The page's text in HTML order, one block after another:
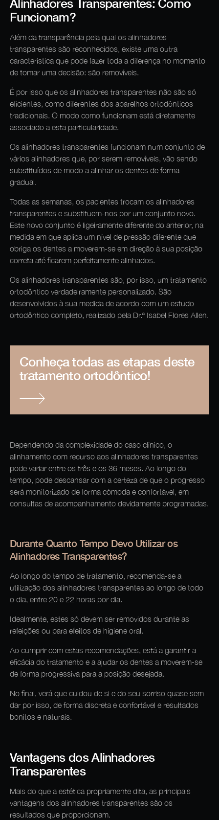
Alinhadores Transparentes: Como
Funcionam?
Além da transparência pela qual os alinhadores
transparentes são reconhecidos, existe uma outra
característica que pode fazer toda a diferença no momento
de tomar uma decisão: são removíveis.
É por isso que os alinhadores transparentes não são só
eficientes, como diferentes dos aparelhos ortodônticos
tradicionais. O modo como funcionam está diretamente
associado a esta particularidade.
Os alinhadores transparentes funcionam num conjunto de
vários alinhadores que, por serem removíveis, vão sendo
substituídos de modo a alinhar os dentes de forma
gradual.
Todas as semanas, os pacientes trocam os alinhadores
transparentes e substituem-nos por um conjunto novo.
Este novo conjunto é ligeiramente diferente do anterior, na
medida em que aplica um nível de pressão diferente que
obriga os dentes a moverem-se em direção à sua posição
correta até ficarem perfeitamente alinhados.
Os alinhadores transparentes são, por isso, um tratamento
ortodôntico verdadeiramente personalizado. São
desenvolvidos à sua medida de acordo com um estudo
ortodôntico completo, realizado pela Dr.ª Isabel Flores Allen.
Conheça todas as etapas deste
tratamento ortodôntico!
Dependendo da complexidade do caso clínico, o
alinhamento com recurso aos alinhadores transparentes
pode variar entre os três e os 36 meses. Ao longo do
tempo, pode descansar com a certeza de que o progresso
será monitorizado de forma cómoda e confortável, em
consultas de acompanhamento devidamente programadas.
Durante Quanto Tempo Devo Utilizar os
Alinhadores Transparentes?
Ao longo do tempo de tratamento, recomenda-se a
utilização dos alinhadores transparentes ao longo de todo
o dia, entre 20 e 22 horas por dia.
Idealmente, estes só devem ser removidos durante as
refeições ou para efeitos de higiene oral.
Ao cumprir com estas recomendações, está a garantir a
eficácia do tratamento e a ajudar os dentes a moverem-se
de forma progressiva para a posição desejada.
No final, verá que cuidou de si e do seu sorriso quase sem
dar por isso, de forma discreta e confortável e resultados
bonitos e naturais.
Vantagens dos Alinhadores
Transparentes
Mais do que a estética propriamente dita, as principais
vantagens dos alinhadores transparentes são os
resultados que proporcionam.